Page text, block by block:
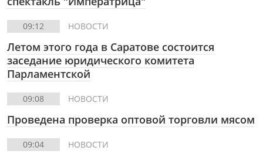
09:12 НОВОСТИ
Летом этого года в Саратове состоится
заседание юридического комитета
Парламентской
09:08 НОВОСТИ
Проведена проверка оптовой торговли мясом
09:04 НОВОСТИ